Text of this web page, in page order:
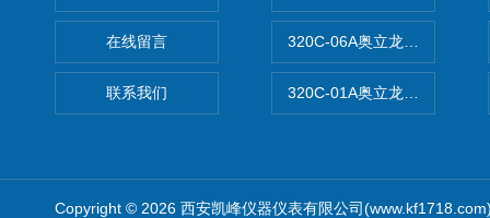
在线留言
联系我们
320C-06A奥立龙实验室便携
320C-01A奥立龙实验室便携
Copyright © 2026 西安凯峰仪器仪表有限公司